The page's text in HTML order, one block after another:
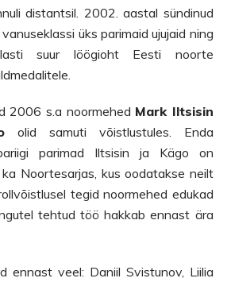
distantsil. 2002. aastal sündinud
üks parimaid ujujaid ning
suur löögioht Eesti noorte
2006 s.a noormehed Mark Iltsisin
olid samuti võistlustules. Enda
parimad Iltsisin ja Kägo on
Noortesarjas, kus oodatakse neilt
tegid noormehed edukad
tehtud töö hakkab ennast ära
ennast veel: Daniil Svistunov, Liilia